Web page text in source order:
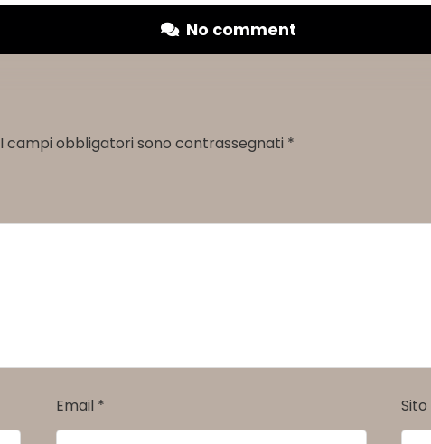
No comment
I campi obbligatori sono contrassegnati *
Email *